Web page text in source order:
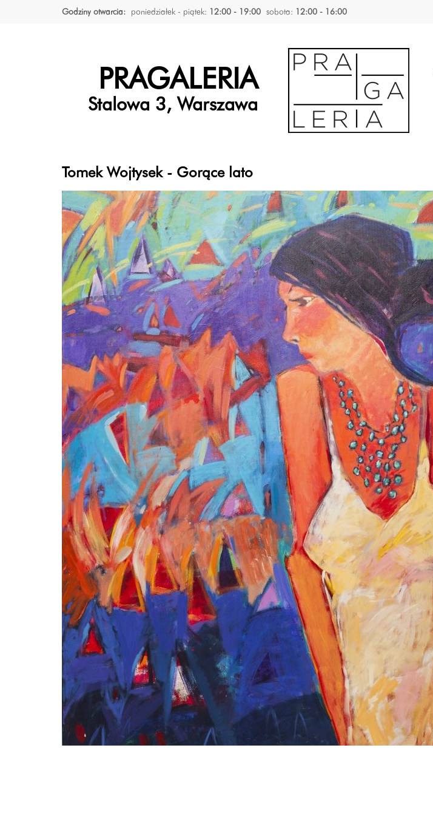
Godziny otwarcia: poniedziałek - piątek: 12:00 - 19:00 sobota: 12:00 - 16:00
PRAGALERIA
Stalowa 3, Warszawa
Tomek Wojtysek - Gorące lato